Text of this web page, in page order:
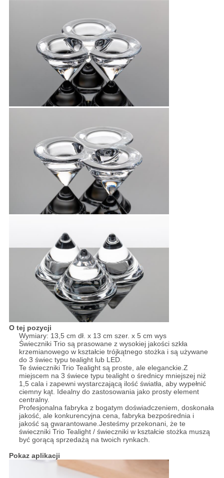
O tej pozycji
Wymiary: 13,5 cm dł. x 13 cm szer. x 5 cm wys
Świeczniki Trio są prasowane z wysokiej jakości szkła
krzemianowego w kształcie trójkątnego stożka i są używane
do 3 świec typu tealight lub LED.
Te świeczniki Trio Tealight są proste, ale eleganckie.Z
miejscem na 3 świece typu tealight o średnicy mniejszej niż
1,5 cala i zapewni wystarczającą ilość światła, aby wypełnić
ciemny kąt. Idealny do zastosowania jako prosty element
centralny.
Profesjonalna fabryka z bogatym doświadczeniem, doskonała
jakość, ale konkurencyjna cena, fabryka bezpośrednia i
jakość są gwarantowane.Jesteśmy przekonani, że te
świeczniki Trio Tealight / świeczniki w kształcie stożka muszą
być gorącą sprzedażą na twoich rynkach.
Pokaz aplikacji